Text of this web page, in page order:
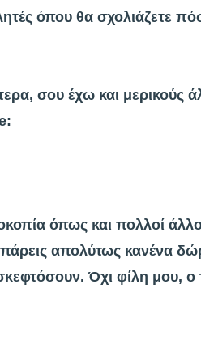
όπου θα σχολιάζετε
σου έχω και μερικούς
όπως και πολλοί
απολύτως κανένα
Όχι φίλη μου,